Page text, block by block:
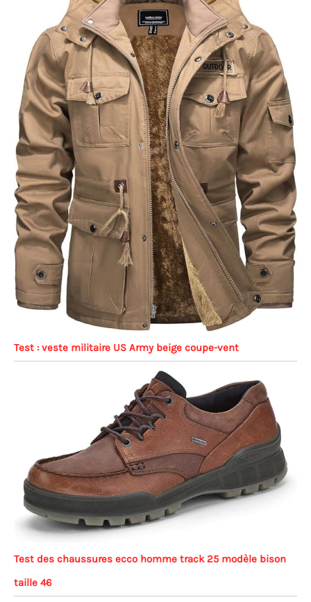
Test : veste militaire US Army beige coupe-vent
Test des chaussures ecco homme track 25 modèle bison
taille 46